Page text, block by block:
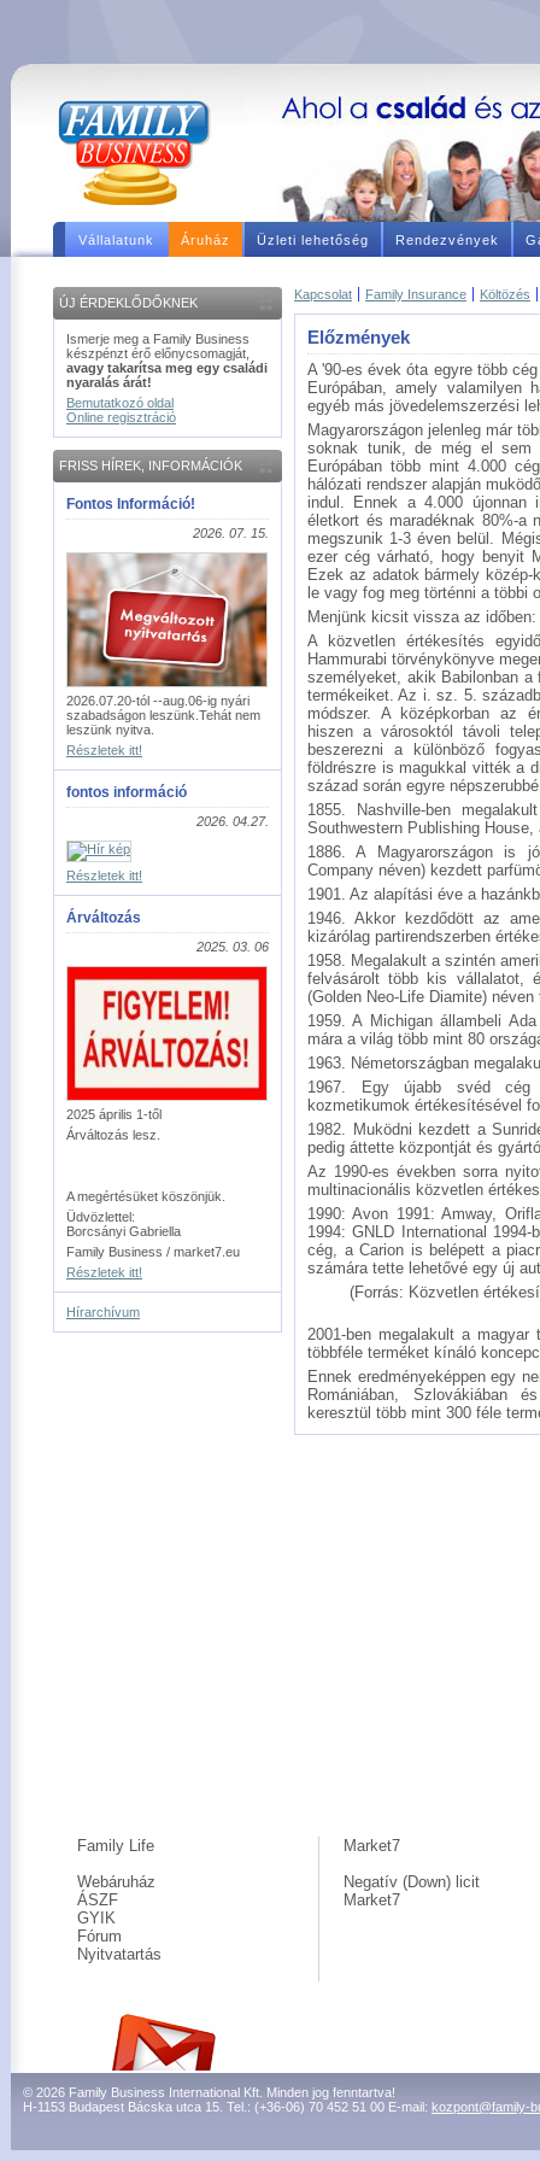
Vállalatunk Áruház Üzleti lehetőség Rendezvények
ÚJ ÉRDEKLŐDŐKNEK
Ismerje meg a Family Business
készpénzt érő előnycsomagját,
avagy takarítsa meg egy családi
nyaralás árát!
Bemutatkozó oldal
Online regisztráció
FRISS HÍREK, INFORMÁCIÓK
Fontos Információ!
2026. 07. 15.
2026.07.20-tól --aug.06-ig nyári
szabadságon leszünk.Tehát nem
leszünk nyitva.
Részletek itt!
fontos információ
2026. 04.27.
Részletek itt!
Árváltozás
2025. 03. 06
2025 április 1-től
Árváltozás lesz.
A megértésüket köszönjük.
Üdvözlettel:
Borcsányi Gabriella
Family Business / market7.eu
Részletek itt!
Hírarchívum
Kapcsolat Family Insurance Költözés
Előzmények
A '90-es évek óta egyre több
Európában, amely valamilyen
egyéb más jövedelemszerzési
Magyarországon jelenleg már
soknak tunik, de még el sem
Európában több mint 4.000
hálózati rendszer alapján
indul. Ennek a 4.000
életkort és maradéknak 80%-a
megszunik 1-3 éven belül.
ezer cég várható, hogy benyit
Ezek az adatok bármely
le vagy fog meg történni a többi
Menjünk kicsit vissza az időben:
A közvetlen értékesítés
Hammurabi törvénykönyve
személyeket, akik Babilonban
termékeiket. Az i. sz. 5.
módszer. A középkorban az
hiszen a városoktól távoli
beszerezni a különböző
földrészre is magukkal vitték a
század során egyre
1855. Nashville-ben
Southwestern Publishing
1886. A Magyarországon is
Company néven) kezdett
1901. Az alapítási éve a
1946. Akkor kezdődött az
kizárólag partirendszerben
1958. Megalakult a szintén
felvásárolt több kis vállalatot,
(Golden Neo-Life Diamite)
1959. A Michigan állambeli
mára a világ több mint 80
1963. Németországban
1967. Egy újabb svéd cég
kozmetikumok értékesítésével
1982. Muködni kezdett a
pedig áttette központját és
Az 1990-es években sorra
multinacionális közvetlen
1990: Avon 1991: Amway,
1994: GNLD International
cég, a Carion is belépett a
számára tette lehetővé egy új
(Forrás: Közvetlen
2001-ben megalakult a
többféle terméket kínáló
Ennek eredményeképpen egy
Romániában, Szlovákiában
keresztül több mint 300 féle
Family Life
Webáruház
ÁSZF
GYIK
Fórum
Nyitvatartás
Market7
Negatív (Down) licit
Market7
© 2026 Family Business International Kft. Minden jog fenntartva!
H-1153 Budapest Bácska utca 15. Tel.: (+36-06) 70 452 51 00 E-mail: kozpont@family-